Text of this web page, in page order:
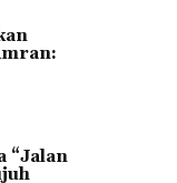
“Jalan